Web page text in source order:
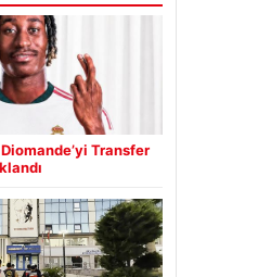
Transfer